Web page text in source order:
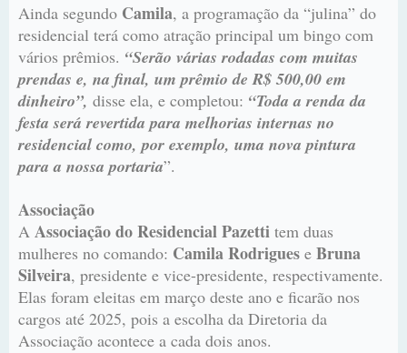
Ainda segundo Camila, a programação da “julina” do
residencial terá como atração principal um bingo com
vários prêmios. “Serão várias rodadas com muitas
prendas e, na final, um prêmio de R$ 500,00 em
dinheiro”, disse ela, e completou: “Toda a renda da
festa será revertida para melhorias internas no
residencial como, por exemplo, uma nova pintura
para a nossa portaria”.
Associação
A Associação do Residencial Pazetti tem duas
mulheres no comando: Camila Rodrigues e Bruna
Silveira, presidente e vice-presidente, respectivamente.
Elas foram eleitas em março deste ano e ficarão nos
cargos até 2025, pois a escolha da Diretoria da
Associação acontece a cada dois anos.